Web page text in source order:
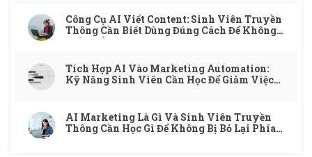
Công Cụ AI Viết Content: Sinh Viên Truyền
Thông Cần Biết Dùng Đúng Cách Để Không
Mất Điểm
Tích Hợp AI Vào Marketing Automation:
Kỹ Năng Sinh Viên Cần Học Để Giảm Việc
AI Marketing Là Gì Và Sinh Viên Truyền
Thông Cần Học Gì Để Không Bị Bỏ Lại Phía